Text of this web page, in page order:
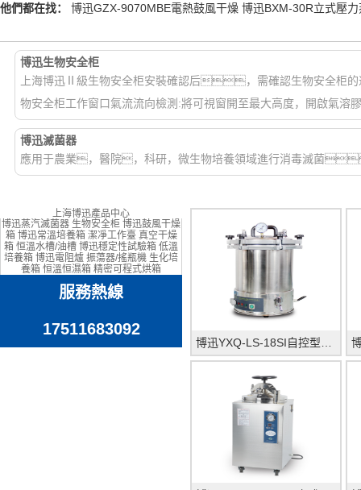
他們都在找： 博迅GZX-9070MBE電熱鼓風干燥 博迅BXM-30R立式壓
博迅生物安全柜
上海博迅Ⅱ級生物安全柜安裝確認后，需確認生物安全柜
物安全柜工作窗口氣流流向檢測:將可視窗開至最大高度，開啟
博迅滅菌器
應用于農業，醫院，科研，微生物培養領域進行消毒滅菌
上海博迅產品中心
博迅蒸汽滅菌器 生物安全柜 博迅鼓風干燥
箱 博迅常溫培養箱 潔凈工作臺 真空干燥
箱 恒溫水槽/油槽 博迅穩定性試驗箱 低溫
培養箱 博迅電阻爐 振蕩器/搖瓶機 生化培
養箱 恒溫恒濕箱 精密可程式烘箱
服務熱線
17511683092